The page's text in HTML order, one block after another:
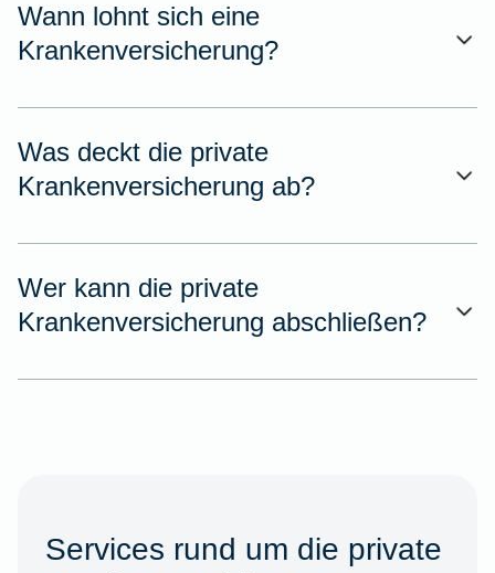
Wann lohnt sich eine
Krankenversicherung?
Was deckt die private
Krankenversicherung ab?
Wer kann die private
Krankenversicherung abschließen?
Services rund um die private